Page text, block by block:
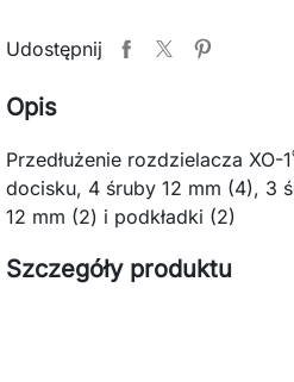
Udostępnij
Opis
Przedłużenie rozdzielacza XO-1
docisku, 4 śruby 12 mm (4), 3
12 mm (2) i podkładki (2)
Szczegóły produktu